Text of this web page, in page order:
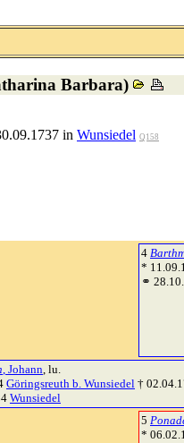
Barbara)
in Wunsiedel Q158
4
*
⚭
, Johann, lu.
Göringsreuth b. Wunsiedel †
Wunsiedel
5
*